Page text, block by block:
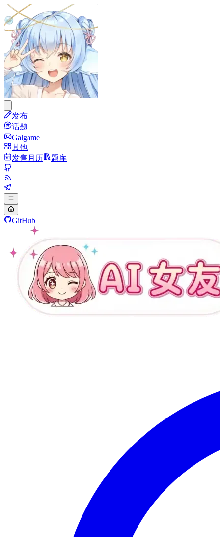
发布
话题
Galgame
其他
发售月历
题库
GitHub